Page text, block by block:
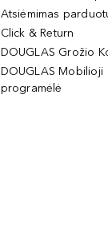
Atsiėmimas
Click & Return
DOUGLAS Grožio
DOUGLAS Mobilioji
programėlė